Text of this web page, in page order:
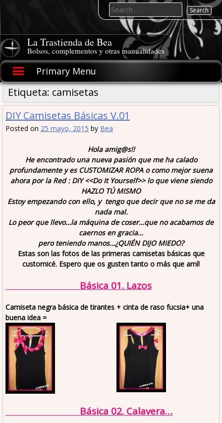
La Trastienda de Bea
Bolsos, complementos y otras manualidades
Primary Menu
Search
for:
Etiqueta: camisetas
DIY Camisetas Básicas V.01
Posted on 25 mayo, 2015 by Bea
Hola amig@s!!
He encontrado una nueva pasión que me ha calado
profundamente y es CUSTOMIZAR ROPA o como mejor suena
ahora por la Red : DIY <<Do It Yourself>> lo que viene siendo
HAZLO TÚ MISMO
Estoy empezando con ello, y tengo que decir que no se me da
nada mal.
Lo peor que llevo…la máquina de coser…que no acabamos de
caernos en gracia…
pero teniendo manos…¿QUIÉN DIJO MIEDO?
Estas son las fotos de las primeras camisetas básicas que
customicé. Espero que os gusten tanto o más que amí!
Básica 01. Lazos
Camiseta negra básica de tirantes + cinta de raso fucsia+ una
buena idea =
Básica 02. Calavera…